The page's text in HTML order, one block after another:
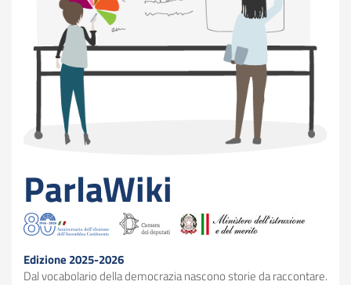
ParlaWiki
Edizione 2025-2026
Dal vocabolario della democrazia nascono storie da raccontare.